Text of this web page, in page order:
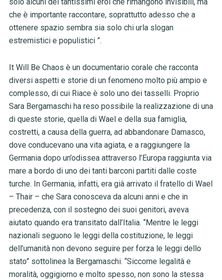
solo alcuni dei tantissimi eroi che rimangono invisibili, ma
che è importante raccontare, soprattutto adesso che a
ottenere spazio sembra sia solo chi urla slogan
estremistici e populistici ”.
It Will Be Chaos è un documentario corale che racconta
diversi aspetti e storie di un fenomeno molto più ampio e
complesso, di cui Riace è solo uno dei tasselli. Proprio
Sara Bergamaschi ha reso possibile la realizzazione di una
di queste storie, quella di Wael e della sua famiglia,
costretti, a causa della guerra, ad abbandonare Damasco,
dove conducevano una vita agiata, e a raggiungere la
Germania dopo un’odissea attraverso l’Europa raggiunta via
mare a bordo di uno dei tanti barconi partiti dalle coste
turche. In Germania, infatti, era già arrivato il fratello di Wael
– Thair – che Sara conosceva da alcuni anni e che in
precedenza, con il sostegno dei suoi genitori, aveva
aiutato quando era transitato dall’Italia. “Mentre le leggi
nazionali seguono le leggi della costituzione, le leggi
dell’umanità non devono seguire per forza le leggi dello
stato” sottolinea la Bergamaschi. “Siccome legalità e
moralità, oggigiorno e molto spesso, non sono la stessa